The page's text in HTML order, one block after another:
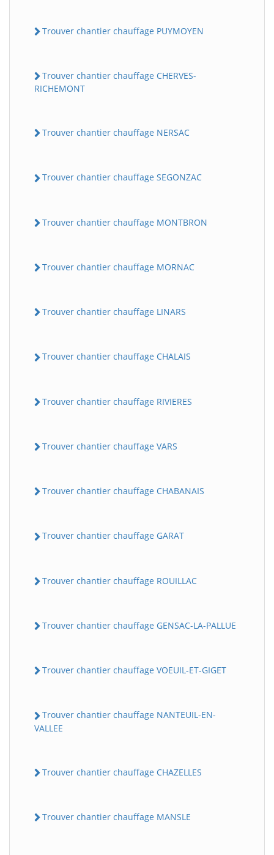
Trouver chantier chauffage PUYMOYEN
Trouver chantier chauffage CHERVES-
RICHEMONT
Trouver chantier chauffage NERSAC
Trouver chantier chauffage SEGONZAC
Trouver chantier chauffage MONTBRON
Trouver chantier chauffage MORNAC
Trouver chantier chauffage LINARS
Trouver chantier chauffage CHALAIS
Trouver chantier chauffage RIVIERES
Trouver chantier chauffage VARS
Trouver chantier chauffage CHABANAIS
Trouver chantier chauffage GARAT
Trouver chantier chauffage ROUILLAC
Trouver chantier chauffage GENSAC-LA-PALLUE
Trouver chantier chauffage VOEUIL-ET-GIGET
Trouver chantier chauffage NANTEUIL-EN-
VALLEE
Trouver chantier chauffage CHAZELLES
Trouver chantier chauffage MANSLE